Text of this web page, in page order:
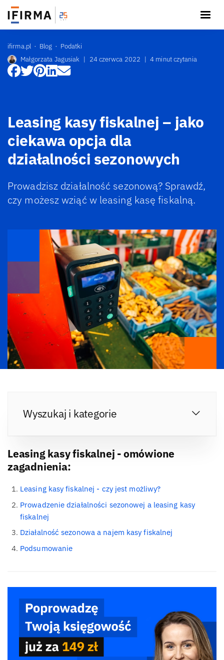
ifirma.pl Blog
Podatki
Małgorzata Jagusiak | 24 czerwca 2022 | 4 minut czytania
Leasing kasy fiskalnej – jako
ciekawa opcja dla
działalności sezonowych
Prowadzisz działalność sezonową? Sprawdź,
czy możesz wziąć w leasing kasę fiskalną.
Wyszukaj i kategorie
Leasing kasy fiskalnej - omówione
zagadnienia:
Leasing kasy fiskalnej - czy jest możliwy?
Prowadzenie działalności sezonowej a leasing kasy
fiskalnej
Działalność sezonowa a najem kasy fiskalnej
Podsumowanie